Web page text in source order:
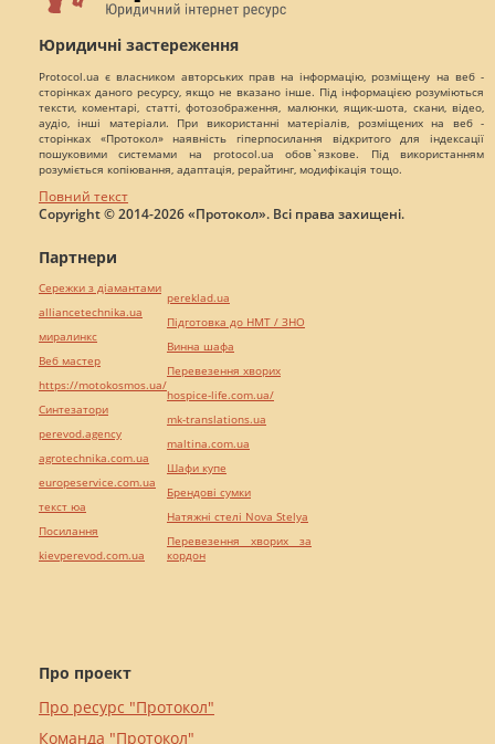
Юридичні застереження
Protocol.ua є власником авторських прав на інформацію, розміщену на веб -
сторінках даного ресурсу, якщо не вказано інше. Під інформацією розуміються
тексти, коментарі, статті, фотозображення, малюнки, ящик-шота, скани, відео,
аудіо, інші матеріали. При використанні матеріалів, розміщених на веб -
сторінках «Протокол» наявність гіперпосилання відкритого для індексації
пошуковими системами на protocol.ua обов`язкове. Під використанням
розуміється копіювання, адаптація, рерайтинг, модифікація тощо.
Повний текст
Copyright © 2014-2026 «Протокол». Всі права захищені.
Про проект
Про ресурс "Протокол"
Команда "Протокол"
Партнери
Сережки з діамантами
alliancetechnika.ua
миралинкс
Веб мастер
https://motokosmos.ua/
Синтезатори
perevod.agency
agrotechnika.com.ua
europeservice.com.ua
текст юа
Посилання
kievperevod.com.ua
pereklad.ua
Підготовка до НМТ / ЗНО
Винна шафа
Перевезення хворих
hospice-life.com.ua/
mk-translations.ua
maltina.com.ua
Шафи купе
Брендові сумки
Натяжні стелі Nova Stelya
Перевезення хворих за
кордон